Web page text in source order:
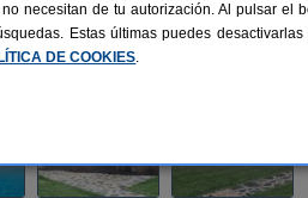
necesitan de tu autorización. Al pulsar el
Estas últimas puedes desactivarlas
DE COOKIES.